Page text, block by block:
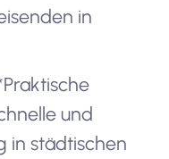
in
und
in städtischen